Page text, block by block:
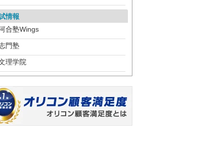
情報
合塾Wings
門塾
理学院